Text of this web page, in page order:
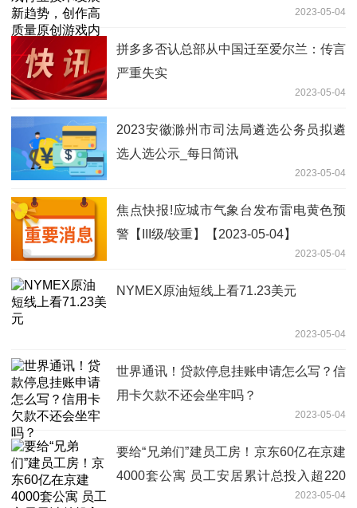
2023-05-04
拼多多否认总部从中国迁至爱尔兰：传言
严重失实
2023-05-04
2023安徽滁州市司法局遴选公务员拟遴
选人选公示_每日简讯
2023-05-04
焦点快报!应城市气象台发布雷电黄色预
警【III级/较重】【2023-05-04】
2023-05-04
NYMEX原油短线上看71.23美元
2023-05-04
世界通讯！贷款停息挂账申请怎么写？信
用卡欠款不还会坐牢吗？
2023-05-04
要给“兄弟们”建员工房！京东60亿在京建
4000套公寓 员工安居累计总投入超220
2023-05-04